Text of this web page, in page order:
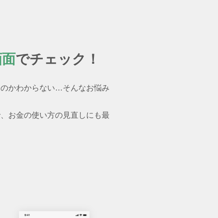
でチェック！
かわからない…そんなお悩み
お金の使い方の見直しにも最